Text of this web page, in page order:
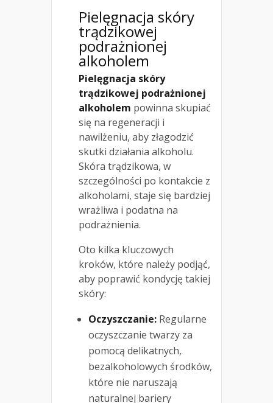
Pielęgnacja skóry
trądzikowej
podrażnionej
alkoholem
Pielęgnacja skóry
trądzikowej podrażnionej
alkoholem powinna skupiać
się na regeneracji i
nawilżeniu, aby złagodzić
skutki działania alkoholu.
Skóra trądzikowa, w
szczególności po kontakcie z
alkoholami, staje się bardziej
wrażliwa i podatna na
podrażnienia.
Oto kilka kluczowych
kroków, które należy podjąć,
aby poprawić kondycję takiej
skóry:
Oczyszczanie: Regularne
oczyszczanie twarzy za
pomocą delikatnych,
bezalkoholowych środków,
które nie naruszają
naturalnej bariery